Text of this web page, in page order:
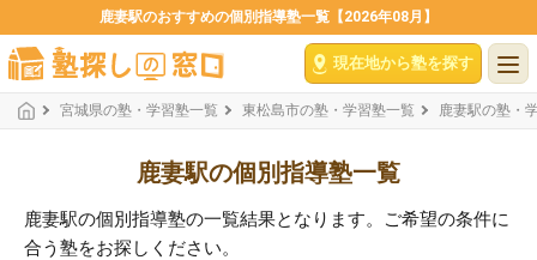
鹿妻駅のおすすめの個別指導塾一覧【2026年08月】
現在地から塾を探す
宮城県の塾・学習塾一覧 東松島市の塾・学習塾一覧 鹿妻駅の塾・
鹿妻駅の個別指導塾一覧
鹿妻駅の個別指導塾の一覧結果となります。ご希望の条件に
合う塾をお探しください。